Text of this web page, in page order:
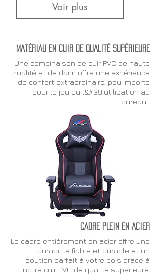
Voir plus
MATÉRIAU EN CUIR DE QUALITÉ SUPÉRIEURE
Une combinaison de cuir PVC de haute
qualité et de daim offre une expérience
de confort extraordinaire, peu importe
pour le jeu ou l&#39;utilisation au
bureau.
CADRE PLEIN EN ACIER
Le cadre entièrement en acier offre une
durabilité fiable et durable et un
soutien parfait à votre bois grâce à
notre cuir PVC de qualité supérieure.